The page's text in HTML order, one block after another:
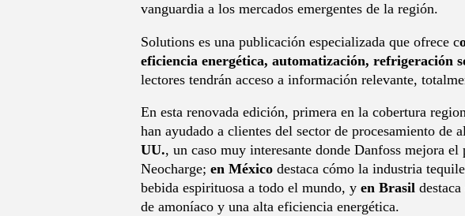
vanguardia a los mercados emergentes de la región.
Solutions es una publicación especializada que ofrece c
eficiencia energética, automatización, refrigeración
lectores tendrán acceso a información relevante,
En esta renovada edición, primera en la cobertura
han ayudado a clientes del sector de procesamiento
UU., un caso muy interesante donde Danfoss mejora
Neocharge; en México destaca cómo la industria
bebida espirituosa a todo el mundo, y en Brasil
de amoníaco y una alta eficiencia energética.